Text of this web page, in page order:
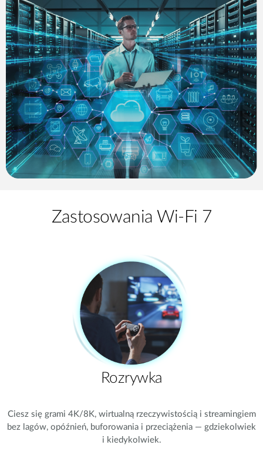
Zastosowania Wi-Fi 7
Rozrywka
Ciesz się grami 4K/8K, wirtualną rzeczywistością i streamingiem
bez lagów, opóźnień, buforowania i przeciążenia — gdziekolwiek
i kiedykolwiek.